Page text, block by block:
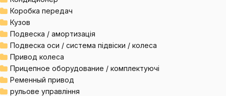
Коробка передач
Кузов
Подвеска / амортизація
Подвеска оси / система підвіски / колеса
Привод колеса
Прицепное оборудование / комплектуючі
Ременный привод
рульове управління